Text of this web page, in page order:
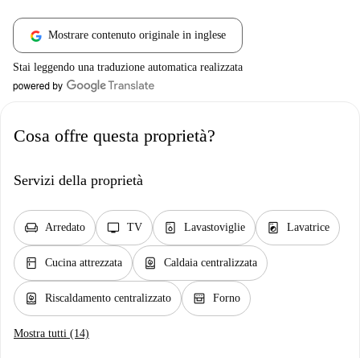
Mostrare contenuto originale in inglese
Stai leggendo una traduzione automatica realizzata
Cosa offre questa proprietà?
Servizi della proprietà
chair Arredato tv TV dishwasher_gen Lavastoviglie local_laundry_service Lavatrice
kitchen Cucina attrezzata water_heater Caldaia centralizzata
water_heater Riscaldamento centralizzato oven_gen Forno
Mostra tutti (14)